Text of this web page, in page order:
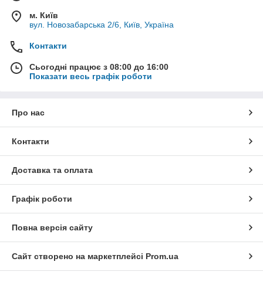
м. Київ
вул. Новозабарська 2/6, Київ, Україна
Контакти
Сьогодні працює з 08:00 до 16:00
Показати весь графік роботи
Про нас
Контакти
Доставка та оплата
Графік роботи
Повна версія сайту
Сайт створено на маркетплейсі Prom.ua